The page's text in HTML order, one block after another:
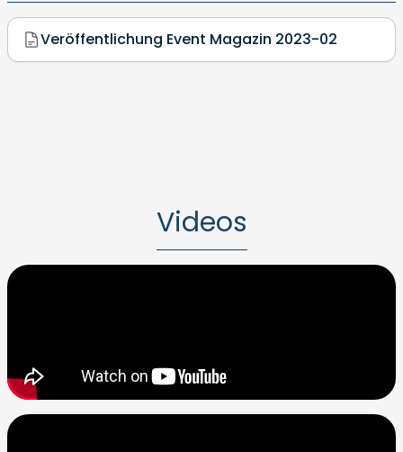
Veröffentlichung Event Magazin 2023-02
Videos